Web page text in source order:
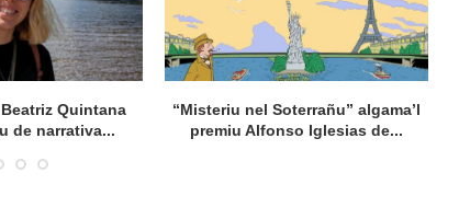
Quintana
de narrativa...
“Misteriu nel Soterrañu” algama’l
premiu Alfonso Iglesias de...